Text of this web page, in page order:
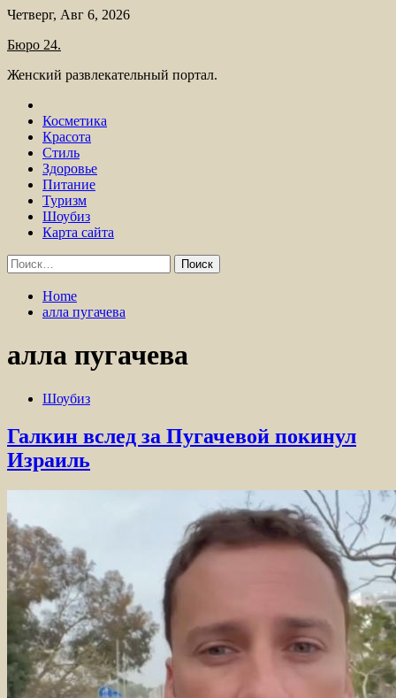
Skip
content
Четверг, Авг 6, 2026
Бюро 24.
Женский развлекательный портал.
Косметика
Красота
Стиль
Здоровье
Питание
Туризм
Шоубиз
Карта сайта
Найти:
Home
алла пугачева
алла пугачева
Шоубиз
Галкин вслед за Пугачевой покинул
Израиль